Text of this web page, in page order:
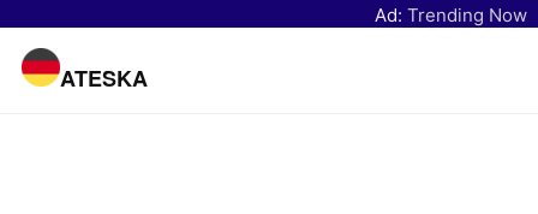
Ad: Trending Now
ATESKA